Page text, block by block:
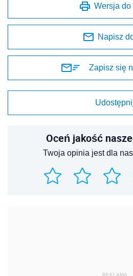
Wersja do
Napisz
Zapisz się
Oceń jakość
Twoja opinia jest dla